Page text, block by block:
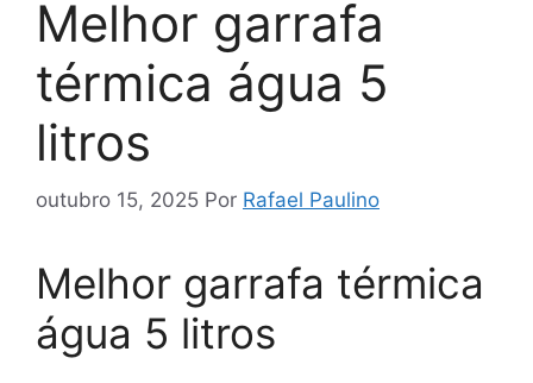
Melhor garrafa
térmica água 5
litros
outubro 15, 2025 Por Rafael Paulino
Melhor garrafa térmica
água 5 litros